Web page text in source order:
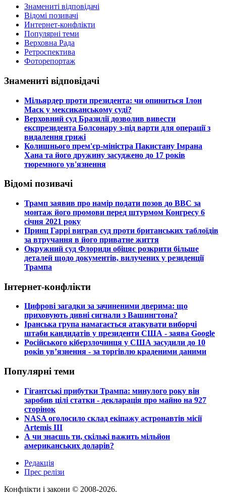
Знамениті відповідачі
Відомі позивачі
Интернет-конфлікти
Популярні теми
Верховна Рада
Ретроспектива
Фоторепортаж
Знамениті відповідачі
​Мільярдер проти президента: чи опиниться Ілон
Маск у мексиканському суді?
​Верховний суд Бразилії дозволив вивести
експрезидента Болсонару з-під варти для операції з
видалення грижі
​Колишнього прем'єр-міністра Пакистану Імрана
Хана та його дружину засуджено до 17 років
тюремного ув'язнення
Відомі позивачі
​Трамп заявив про намір подати позов до ВВС за
монтаж його промови перед штурмом Конгресу 6
січня 2021 року
​Принц Гаррі виграв суд проти британських таблоїдів
за втручання в його приватне життя
​Окружний суд Флориди обіцяє розкрити більше
деталей щодо документів, вилучених у резиденції
Трампа
Інтернет-конфлікти
​Цифрові загадки за зачиненими дверима: що
приховують дивні сигнали з Вашингтона?
​Іранська група намагається атакувати виборчі
штаби кандидатів у президенти США - заява Google
​Російського кіберзлочинця у США засудили до 10
років ув’язнення - за торгівлю краденими даними
Популярні теми
​Гігантські прибутки Трампа: минулого року він
заробив цілі статки - декларація про майно на 927
сторінок
​NASA оголосило склад екіпажу астронавтів місії
Artemis III
​А чи знаєшь ти, скількі важить мільйон
американських доларів?
Редакція
Прес релізи
Конфлікти і закони © 2008-2026.